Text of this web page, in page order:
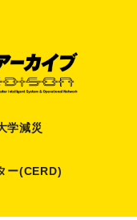
学減災
ー(CERD)